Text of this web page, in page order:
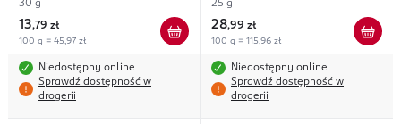
30 g
13,79 zł
100 g = 45,97 zł
Niedostępny online
Sprawdź dostępność w
drogerii
25 g
28,99 zł
100 g = 115,96 zł
Niedostępny online
Sprawdź dostępność w
drogerii